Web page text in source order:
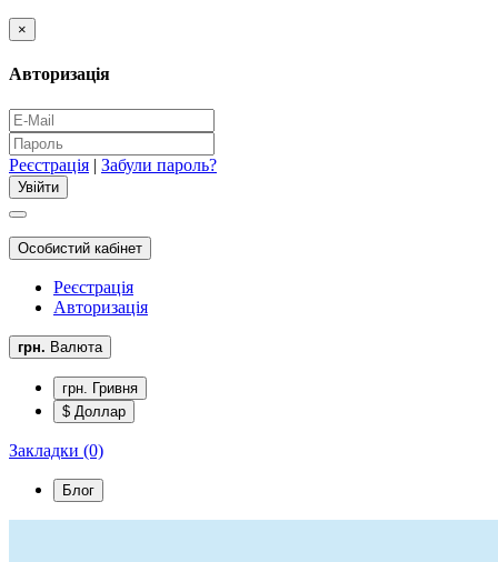
×
Авторизація
Реєстрація | Забули пароль?
Особистий кабінет
Реєстрація
Авторизація
грн. Валюта
грн. Гривня
$ Доллар
Закладки (0)
Блог